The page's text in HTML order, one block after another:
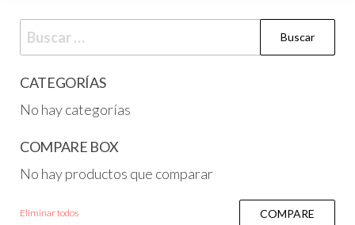
CATEGORÍAS
No hay categorías
COMPARE BOX
No hay productos que comparar
Eliminar todos COMPARE